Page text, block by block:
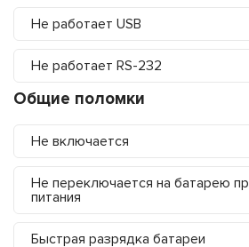
Не работает USB
Не работает RS-232
Общие поломки
Не включается
Не переключается на батарею
питания
Быстрая разрядка батареи